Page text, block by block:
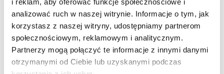
i reklam, aby oferować funkcje społecznościowe i
analizować ruch w naszej witrynie. Informacje o tym, jak
korzystasz z naszej witryny, udostępniamy partnerom
społecznościowym, reklamowym i analitycznym.
Partnerzy mogą połączyć te informacje z innymi danymi
otrzymanymi od Ciebie lub uzyskanymi podczas
Kapcie
do
przedszkola
barefoot
z
pachnącą
Dodaj do koszyka
Bezpieczne płatności